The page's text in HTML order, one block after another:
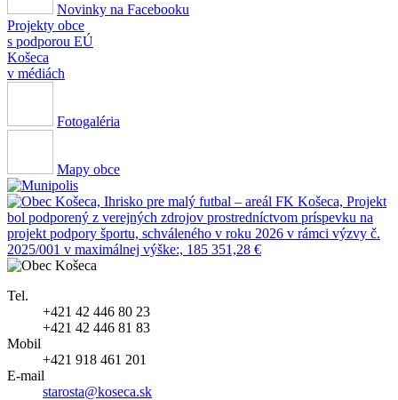
Novinky na Facebooku
Projekty obce
s podporou EÚ
Košeca
v médiách
Fotogaléria
Mapy obce
Tel.
+421 42 446 80 23
+421 42 446 81 83
Mobil
+421 918 461 201
E-mail
starosta@koseca.sk